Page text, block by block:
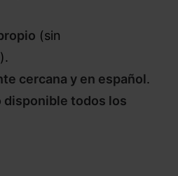
(sin
cercana y en español.
todos los